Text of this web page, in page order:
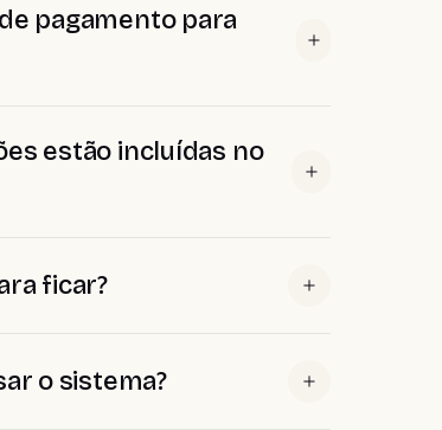
pagamento para
estão incluídas no
ficar?
o sistema?